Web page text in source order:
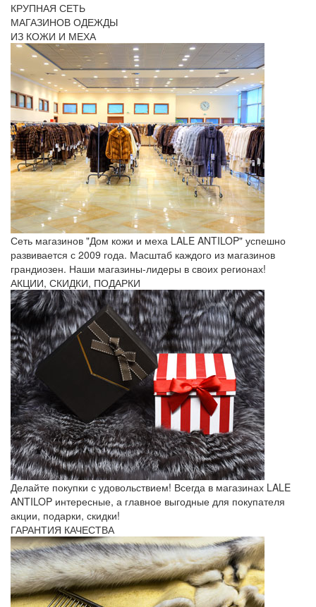
КРУПНАЯ СЕТЬ
МАГАЗИНОВ ОДЕЖДЫ
ИЗ КОЖИ И МЕХА
Сеть магазинов "Дом кожи и меха LALE ANTILOP" успешно
развивается с 2009 года. Масштаб каждого из магазинов
грандиозен. Наши магазины-лидеры в своих регионах!
АКЦИИ, СКИДКИ, ПОДАРКИ
Делайте покупки с удовольствием! Всегда в магазинах LALE
ANTILOP интересные, а главное выгодные для покупателя
акции, подарки, скидки!
ГАРАНТИЯ КАЧЕСТВА